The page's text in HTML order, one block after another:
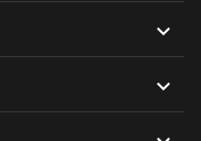

